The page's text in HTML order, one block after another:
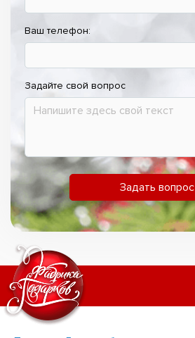
Ваш телефон:
Задайте свой вопрос
Задать вопрос